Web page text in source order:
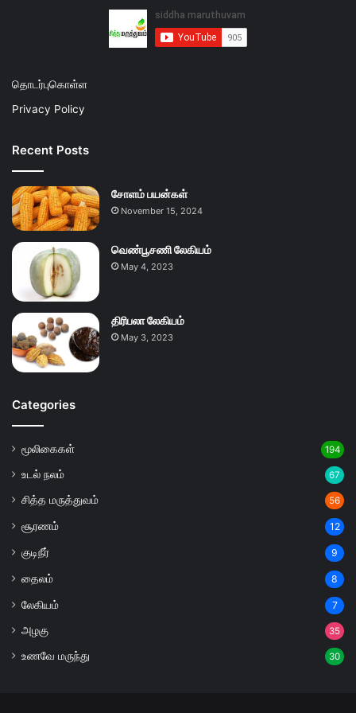
தொடர்புகொள்ள
Privacy Policy
Recent Posts
சோளம் பயன்கள்
November 15, 2024
வெண்பூசணி லேகியம்
May 4, 2023
திரிபலா லேகியம்
May 3, 2023
Categories
மூலிகைகள் 194
உடல் நலம் 67
சித்த மருத்துவம் 56
சூரணம் 12
குடிநீர் 9
தைலம் 8
லேகியம் 7
அழகு 35
உணவே மருந்து 30